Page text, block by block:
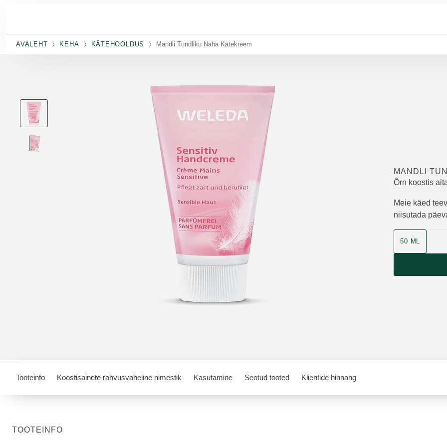
AVALEHT KEHA KÄTEHOOLDUS Mandli Tundliku Naha Kätekreem
MANDLI
Õrn koostis
Meie käed
niisutada
50 ML
Tooteinfo Koostisainete rahvusvaheline nimestik Kasutamine Seotud tooted Klientide hinnang
TOOTEINFO